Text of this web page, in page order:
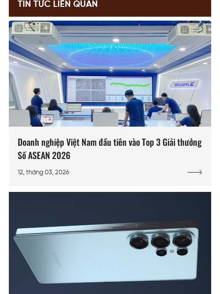
TIN TỨC LIÊN QUAN
Doanh nghiệp Việt Nam đầu tiên vào Top 3 Giải thưởng
Số ASEAN 2026
12, tháng 03, 2026